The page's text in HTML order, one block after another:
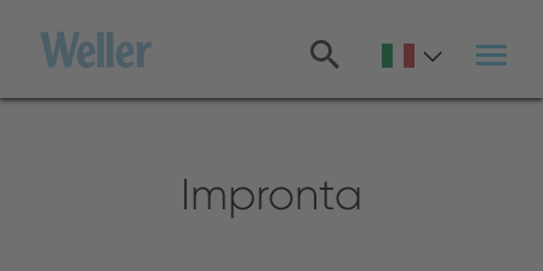
contenuto
principale
Impronta